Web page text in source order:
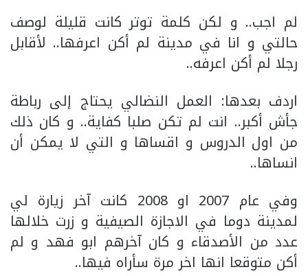
لم اجب.. و لكن كلمة توتر كانت قليلة لوصف
حالتي و انا في مدينة لم أكن اعرفها.. لأقابل
رجلا لم أكن اعرفه..
اردف بعدها: العمل النضالي يحتاج إلى رباطة
جأش أكبر.. انت لم تكن صلبا كفاية.. و كان ذلك
من اول الدروس و اقساها و التي لا يمكن أن
انساها..
وفي عام 2007 او 2008 كانت آخر زيارة لي
لمدينة دوما في الاجازة الصيفية و زرت خلالها
عدد من الأصدقاء و كان آخرهم ابو فهد و لم
أكن متوقعا انها اخر مرة سأراه فيها..